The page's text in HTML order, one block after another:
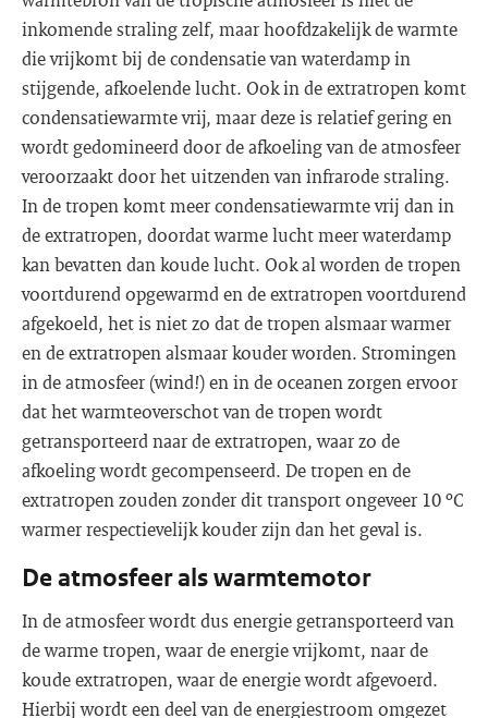
inkomende straling zelf, maar hoofdzakelijk de warmte
die vrijkomt bij de condensatie van waterdamp in
stijgende, afkoelende lucht. Ook in de extratropen komt
condensatiewarmte vrij, maar deze is relatief gering en
wordt gedomineerd door de afkoeling van de atmosfeer
veroorzaakt door het uitzenden van infrarode straling.
In de tropen komt meer condensatiewarmte vrij dan in
de extratropen, doordat warme lucht meer waterdamp
kan bevatten dan koude lucht. Ook al worden de tropen
voortdurend opgewarmd en de extratropen voortdurend
afgekoeld, het is niet zo dat de tropen alsmaar warmer
en de extratropen alsmaar kouder worden. Stromingen
in de atmosfeer (wind!) en in de oceanen zorgen ervoor
dat het warmteoverschot van de tropen wordt
getransporteerd naar de extratropen, waar zo de
afkoeling wordt gecompenseerd. De tropen en de
extratropen zouden zonder dit transport ongeveer 10 ºC
warmer respectievelijk kouder zijn dan het geval is.
De atmosfeer als warmtemotor
In de atmosfeer wordt dus energie getransporteerd van
de warme tropen, waar de energie vrijkomt, naar de
koude extratropen, waar de energie wordt afgevoerd.
Hierbij wordt een deel van de energiestroom omgezet